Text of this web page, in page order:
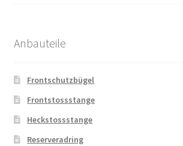
Anbauteile
Frontschutzbügel
Frontstossstange
Heckstossstange
Reserveradring